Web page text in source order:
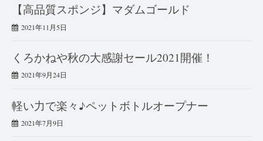
【高品質スポンジ】マダムゴールド
2021年11月5日
くろかねや秋の大感謝セール2021開催！
2021年9月24日
軽い力で楽々♪ペットボトルオープナー
2021年7月9日